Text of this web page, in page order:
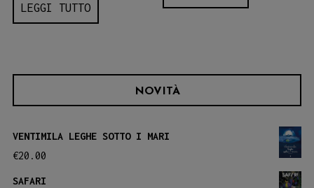
LEGGI TUTTO
NOVITÀ
VENTIMILA LEGHE SOTTO I MARI
€20.00
SAFARI